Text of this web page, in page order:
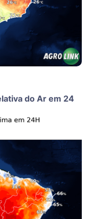
do Ar em 24